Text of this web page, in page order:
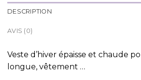
DESCRIPTION
AVIS (0)
Veste d’hiver épaisse et chaude
longue, vêtement …